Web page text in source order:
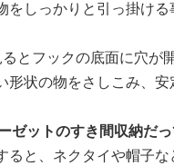
しっかりと引っ掛ける
とフックの底面に穴が
状の物をさしこみ、安
ゼットのすき間収納だっ
ると、ネクタイや帽子な